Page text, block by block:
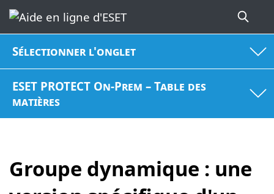
Sélectionner l'onglet
ESET PROTECT On-Prem – Table des
matières
Groupe dynamique : une